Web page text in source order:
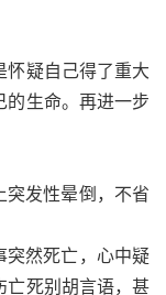
怀疑自己得了重大
的生命。再进一步
发性晕倒，不省
突然死亡，心中疑
亡死别胡言语，甚